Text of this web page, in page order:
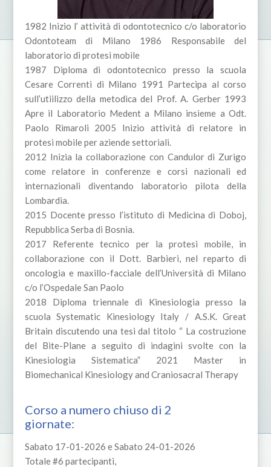
1982 Inizio l’ attività di odontotecnico c/o laboratorio
Odontoteam di Milano 1986 Responsabile del
laboratorio di protesi mobile
1987 Diploma di odontotecnico presso la scuola
Cesare Correnti di Milano 1991 Partecipa al corso
sull’utiilizzo della metodica del Prof. A. Gerber 1993
Apre il Laboratorio Medent a Milano insieme a Odt.
Paolo Rimaroli 2005 Inizio attività di relatore in
protesi mobile per aziende settoriali.
2012 Inizia la collaborazione con Candulor di Zurigo
come relatore in conferenze e corsi nazionali ed
internazionali diventando laboratorio pilota della
Lombardia.
2015 Docente presso l’istituto di Medicina di Doboj,
Repubblica Serba di Bosnia.
2017 Referente tecnico per la protesi mobile, in
collaborazione con il Dott. Barbieri, nel reparto di
oncologia e maxillo-facciale dell’Università di Milano
c/o l’Ospedale San Paolo
2018 Diploma triennale di Kinesiologia presso la
scuola Systematic Kinesiology Italy / A.S.K. Great
Britain discutendo una tesi dal titolo “ La costruzione
del Bite-Plane a seguito di indagini svolte con la
Kinesiologia Sistematica” 2021 Master in
Biomechanical Kinesiology and Craniosacral Therapy
Corso a numero chiuso di 2
giornate:
Sabato 17-01-2026 e Sabato 24-01-2026
Totale #6 partecipanti,